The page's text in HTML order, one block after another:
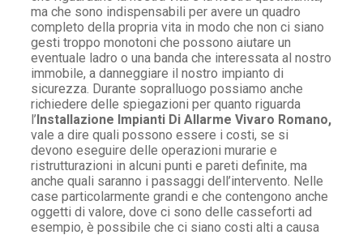
ma che sono indispensabili per avere un quadro
completo della propria vita in modo che non ci siano
gesti troppo monotoni che possono aiutare un
eventuale ladro o una banda che interessata al nostro
immobile, a danneggiare il nostro impianto di
sicurezza. Durante sopralluogo possiamo anche
richiedere delle spiegazioni per quanto riguarda
l’Installazione Impianti Di Allarme Vivaro Romano,
vale a dire quali possono essere i costi, se si
devono eseguire delle operazioni murarie e
ristrutturazioni in alcuni punti e pareti definite, ma
anche quali saranno i passaggi dell’intervento. Nelle
case particolarmente grandi e che contengono anche
oggetti di valore, dove ci sono delle casseforti ad
esempio, è possibile che ci siano costi alti a causa